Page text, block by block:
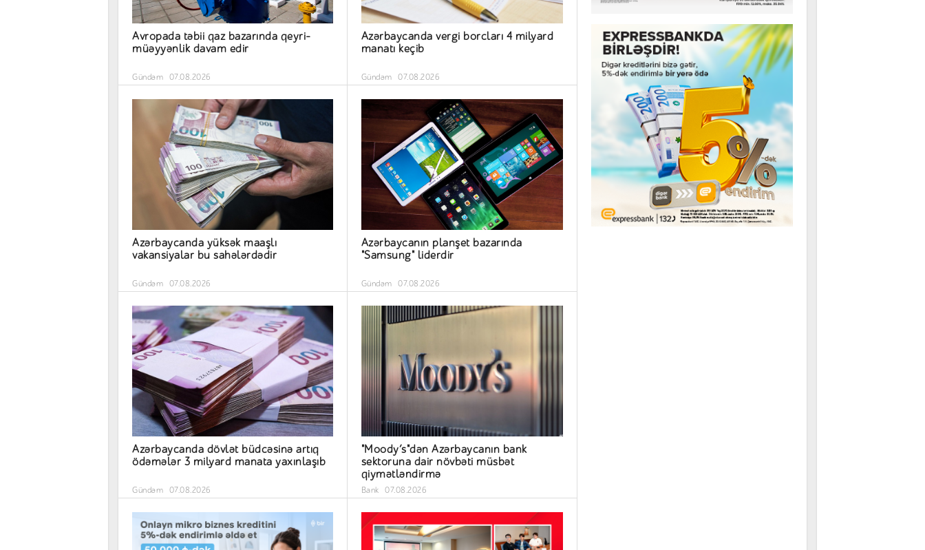
Avropada təbii qaz bazarında qeyri-
müəyyənlik davam edir
Gündəm 07.08.2026
Azərbaycanda vergi borcları 4 milyard
manatı keçib
Gündəm 07.08.2026
Azərbaycanda yüksək maaşlı
vakansiyalar bu sahələrdədir
Gündəm 07.08.2026
Azərbaycanın planşet bazarında
"Samsung" liderdir
Gündəm 07.08.2026
Azərbaycanda dövlət büdcəsinə artıq
ödəmələr 3 milyard manata yaxınlaşıb
Gündəm 07.08.2026
"Moody’s"dən Azərbaycanın bank
sektoruna dair növbəti müsbət
qiymətləndirmə
Bank 07.08.2026